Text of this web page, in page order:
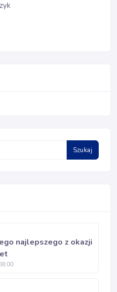
Szukaj
najlepszego z okazji